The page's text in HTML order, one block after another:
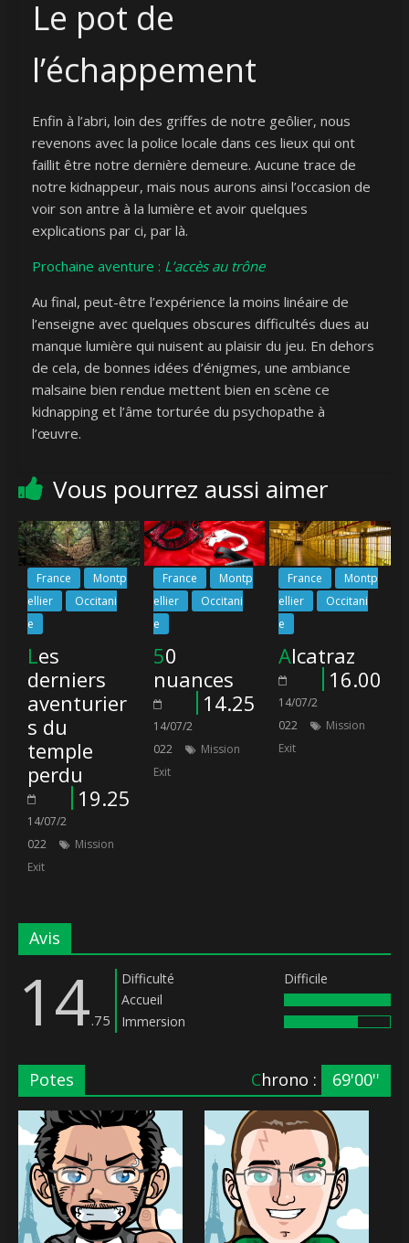
Le pot de
l’échappement
Enfin à l’abri, loin des griffes de notre geôlier, nous
revenons avec la police locale dans ces lieux qui ont
faillit être notre dernière demeure. Aucune trace de
notre kidnappeur, mais nous aurons ainsi l’occasion de
voir son antre à la lumière et avoir quelques
explications par ci, par là.
Prochaine aventure : L’accès au trône
Au final, peut-être l’expérience la moins linéaire de
l’enseigne avec quelques obscures difficultés dues au
manque lumière qui nuisent au plaisir du jeu. En dehors
de cela, de bonnes idées d’énigmes, une ambiance
malsaine bien rendue mettent bien en scène ce
kidnapping et l’âme torturée du psychopathe à
l’œuvre.
Vous pourrez aussi aimer
France
Montp
ellier
Occitani
e
Les
derniers
aventurier
s du
temple
perdu
19.25
14/07/2
022
Mission
Exit
France
Montp
ellier
Occitani
e
50
nuances
14.25
14/07/2
022
Mission
Exit
France
Montp
ellier
Occitani
e
Alcatraz
16.00
14/07/2
022
Mission
Exit
Avis
14.75
Difficulté
Difficile
Accueil
Immersion
Potes Chrono : 69'00''